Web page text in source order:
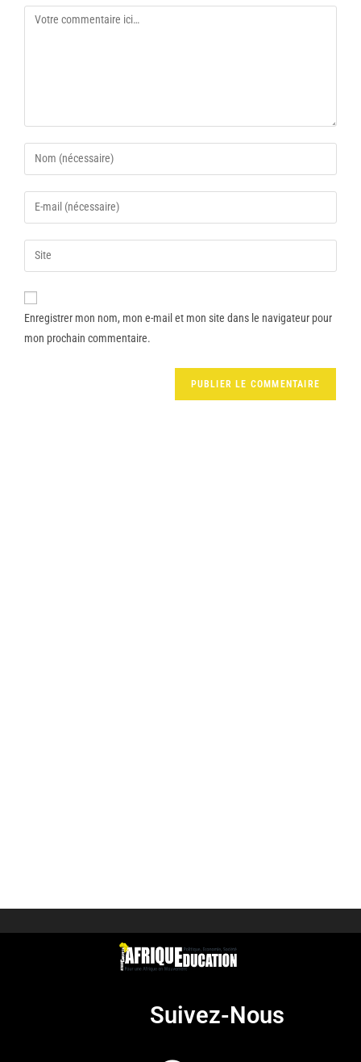
Enregistrer mon nom, mon e-mail et mon site dans le navigateur pour
mon prochain commentaire.
Suivez-Nous